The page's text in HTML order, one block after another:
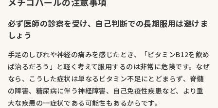
必ず医師の診察を受け、自己判断での長期服用は避けま
しょう
手足のしびれや神経の痛みを感じたとき、「ビタミンB12を飲め
ば治るだろう」と軽く考えて服用するのは非常に危険です。なぜ
なら、こうした症状は単なるビタミン不足にとどまらず、脊髄
の障害、糖尿病に伴う神経障害、自己免疫性疾患など、より重
大な疾患の一症状である可能性もあるからです。